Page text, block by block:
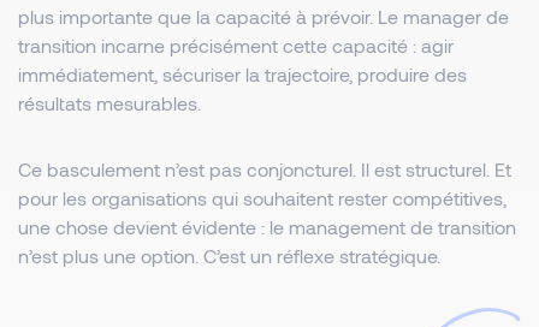
plus importante que la capacité à prévoir. Le manager de
transition incarne précisément cette capacité : agir
immédiatement, sécuriser la trajectoire, produire des
résultats mesurables.
Ce basculement n’est pas conjoncturel. Il est structurel. Et
pour les organisations qui souhaitent rester compétitives,
une chose devient évidente : le management de transition
n’est plus une option. C’est un réflexe stratégique.